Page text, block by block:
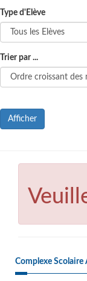
Type d'Elève
Trier par ...
Afficher
Complexe Scolaire